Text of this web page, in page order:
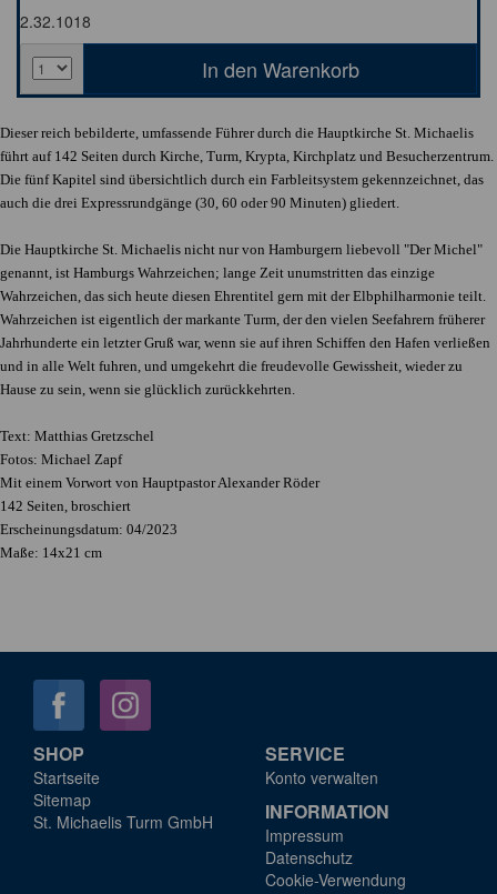
2.32.1018
Dieser reich bebilderte, umfassende Führer durch die Hauptkirche St. Michaelis
führt auf 142 Seiten durch Kirche, Turm, Krypta, Kirchplatz und Besucherzentrum.
Die fünf Kapitel sind übersichtlich durch ein Farbleitsystem gekennzeichnet, das
auch die drei Expressrundgänge (30, 60 oder 90 Minuten) gliedert.
Die Hauptkirche St. Michaelis nicht nur von Hamburgern liebevoll "Der Michel"
genannt, ist Hamburgs Wahrzeichen; lange Zeit unumstritten das einzige
Wahrzeichen, das sich heute diesen Ehrentitel gern mit der Elbphilharmonie teilt.
Wahrzeichen ist eigentlich der markante Turm, der den vielen Seefahrern früherer
Jahrhunderte ein letzter Gruß war, wenn sie auf ihren Schiffen den Hafen verließen
und in alle Welt fuhren, und umgekehrt die freudevolle Gewissheit, wieder zu
Hause zu sein, wenn sie glücklich zurückkehrten.
Text: Matthias Gretzschel
Fotos: Michael Zapf
Mit einem Vorwort von Hauptpastor Alexander Röder
142 Seiten, broschiert
Erscheinungsdatum: 04/2023
Maße: 14x21 cm
SHOP
Startseite
Sitemap
St. Michaelis Turm GmbH
SERVICE
Konto verwalten
INFORMATION
Impressum
Datenschutz
Cookie-Verwendung